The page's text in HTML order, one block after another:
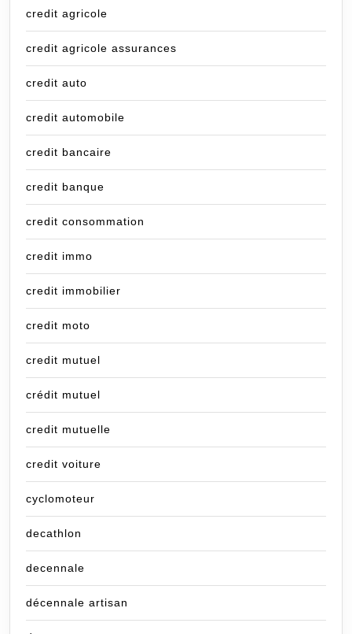
credit agricole
credit agricole assurances
credit auto
credit automobile
credit bancaire
credit banque
credit consommation
credit immo
credit immobilier
credit moto
credit mutuel
crédit mutuel
credit mutuelle
credit voiture
cyclomoteur
decathlon
decennale
décennale artisan